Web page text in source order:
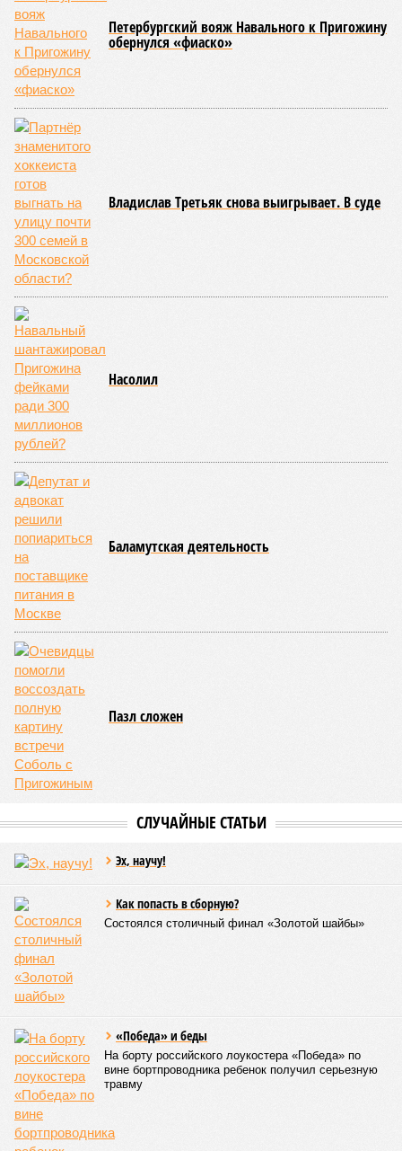
Петербургский вояж Навального к Пригожину
обернулся «фиаско»
Владислав Третьяк снова выигрывает. В суде
Насолил
Баламутская деятельность
Пазл сложен
СЛУЧАЙНЫЕ СТАТЬИ
Эх, научу!
Как попасть в сборную?
Состоялся столичный финал «Золотой шайбы»
«Победа» и беды
На борту российского лоукостера «Победа» по
вине бортпроводника ребенок получил серьезную
травму